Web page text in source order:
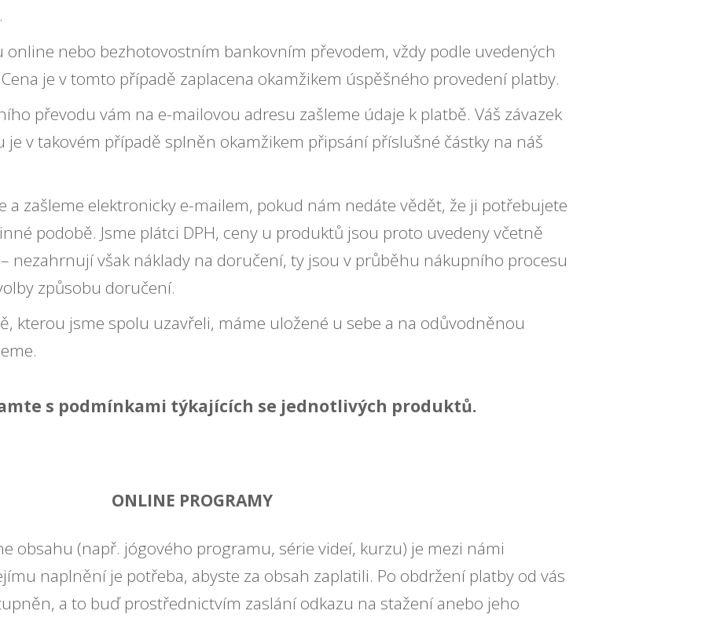
online nebo bezhotovostním bankovním převodem, vždy podle uvedených
je v tomto případě zaplacena okamžikem úspěšného provedení platby.
převodu vám na e-mailovou adresu zašleme údaje k platbě. Váš závazek
v takovém případě splněn okamžikem připsání příslušné částky na náš
a zašleme elektronicky e-mailem, pokud nám nedáte vědět, že ji potřebujete
podobě. Jsme plátci DPH, ceny u produktů jsou proto uvedeny včetně
nezahrnují však náklady na doručení, ty jsou v průběhu nákupního procesu
způsobu doručení.
kterou jsme spolu uzavřeli, máme uložené u sebe a na odůvodněnou
s podmínkami týkajících se jednotlivých produktů.
ONLINE PROGRAMY
obsahu (např. jógového programu, série videí, kurzu) je mezi námi
naplnění je potřeba, abyste za obsah zaplatili. Po obdržení platby od vás
a to buď prostřednictvím zaslání odkazu na stažení anebo jeho